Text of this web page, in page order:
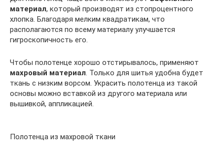
материал, который производят из стопроцентного
хлопка. Благодаря мелким квадратикам, что
располагаются по всему материалу улучшается
гигроскопичность его.
Чтобы полотенце хорошо отстирывалось, применяют
махровый материал. Только для шитья удобна будет
ткань с низким ворсом. Украсить полотенца из такой
основы можно вставкой из другого материала или
вышивкой, аппликацией.
Полотенца из махровой ткани